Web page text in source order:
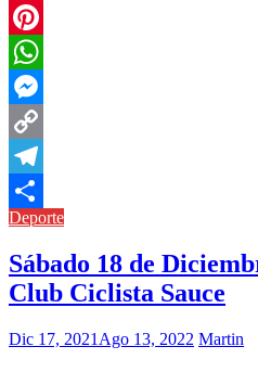
Twitter
Pinterest
WhatsApp
Messenger
Copy
Link
Telegram
Compartir
Deporte
Sábado 18 de
Club Ciclista Sauce
Dic 17, 2021 Ago 13, 2022 Martin